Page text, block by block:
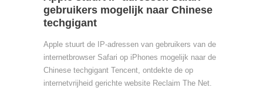
gebruikers mogelijk naar Chinese
techgigant
Apple stuurt de IP-adressen van gebruikers van de
internetbrowser Safari op iPhones mogelijk naar de
Chinese techgigant Tencent, ontdekte de op
internetvrijheid gerichte website Reclaim The Net.